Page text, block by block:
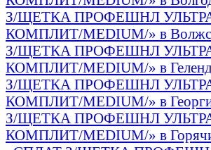
З/ЩЕТКА ПРОФЕШНЛ
КОМПЛИТ/MEDIUM/» в
З/ЩЕТКА ПРОФЕШНЛ
КОМПЛИТ/MEDIUM/» в
З/ЩЕТКА ПРОФЕШНЛ
КОМПЛИТ/MEDIUM/» в
З/ЩЕТКА ПРОФЕШНЛ
КОМПЛИТ/MEDIUM/» в